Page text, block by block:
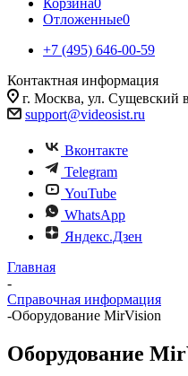
Корзина0
Отложенные0
+7 (495) 646-00-59
Контактная информация
г. Москва, ул. Сущевский
support@videosist.ru
Вконтакте
Telegram
YouTube
WhatsApp
Яндекс.Дзен
Главная
-
Справочная информация
-Оборудование MirVision
Оборудование